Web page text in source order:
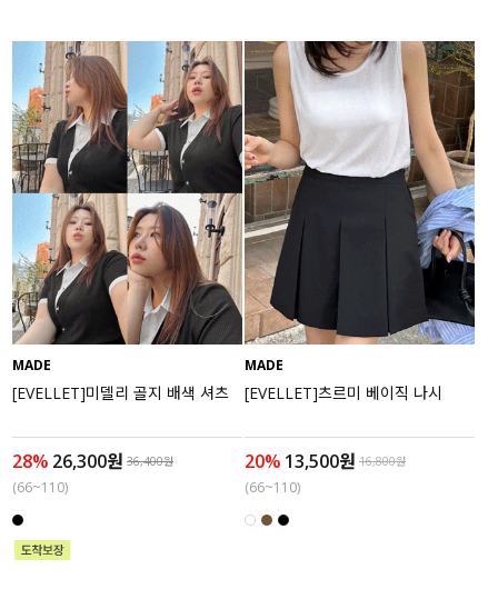
MADE
[EVELLET]미델리 골지 배색 셔츠
28% 26,300원 36,400원
(66~110)
MADE
[EVELLET]츠르미 베이직 나시
20% 13,500원 16,800원
(66~110)